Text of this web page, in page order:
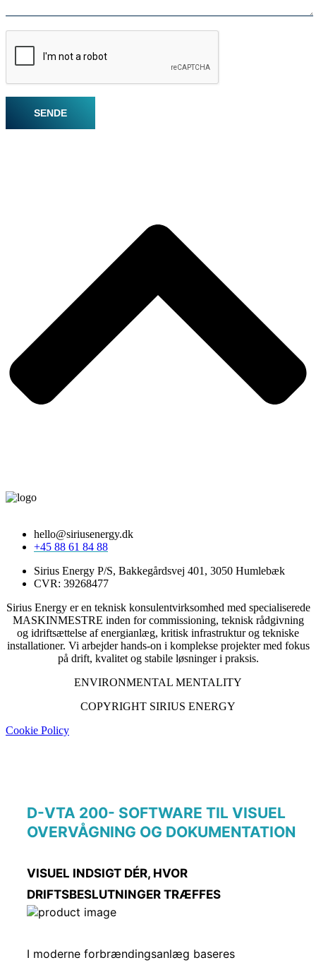
hello@siriusenergy.dk
+45 88 61 84 88
Sirius Energy P/S, Bakkegårdsvej 401, 3050 Humlebæk
CVR: 39268477
Sirius Energy er en teknisk konsulentvirksomhed med specialiserede
MASKINMESTRE inden for commissioning, teknisk rådgivning
og idriftsættelse af energianlæg, kritisk infrastruktur og tekniske
installationer. Vi arbejder hands-on i komplekse projekter med fokus
på drift, kvalitet og stabile løsninger i praksis.
ENVIRONMENTAL MENTALITY
COPYRIGHT SIRIUS ENERGY
Cookie Policy
D-VTA 200- SOFTWARE TIL VISUEL
OVERVÅGNING OG DOKUMENTATION
VISUEL INDSIGT DÉR, HVOR
DRIFTSBESLUTNINGER TRÆFFES
I moderne forbrændingsanlæg baseres